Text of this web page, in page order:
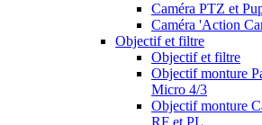
Caméra PTZ et
Caméra 'Action
Objectif et filtre
Objectif et filtre
Objectif monture
Micro 4/3
Objectif monture
RF et PL